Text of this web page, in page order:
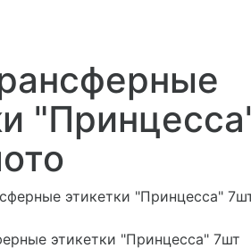
этикетки "Принцесса" 7шт